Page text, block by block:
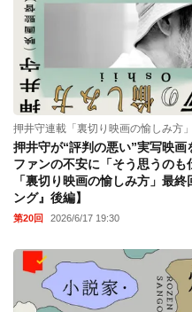
押井守連載「裏切り映画の愉しみ方」
押井守が“評判の悪い”実写映画
ファンの不安に「そう思うの
「裏切り映画の愉しみ方」最
ング』後編】
第20回 2026/6/17 19:30